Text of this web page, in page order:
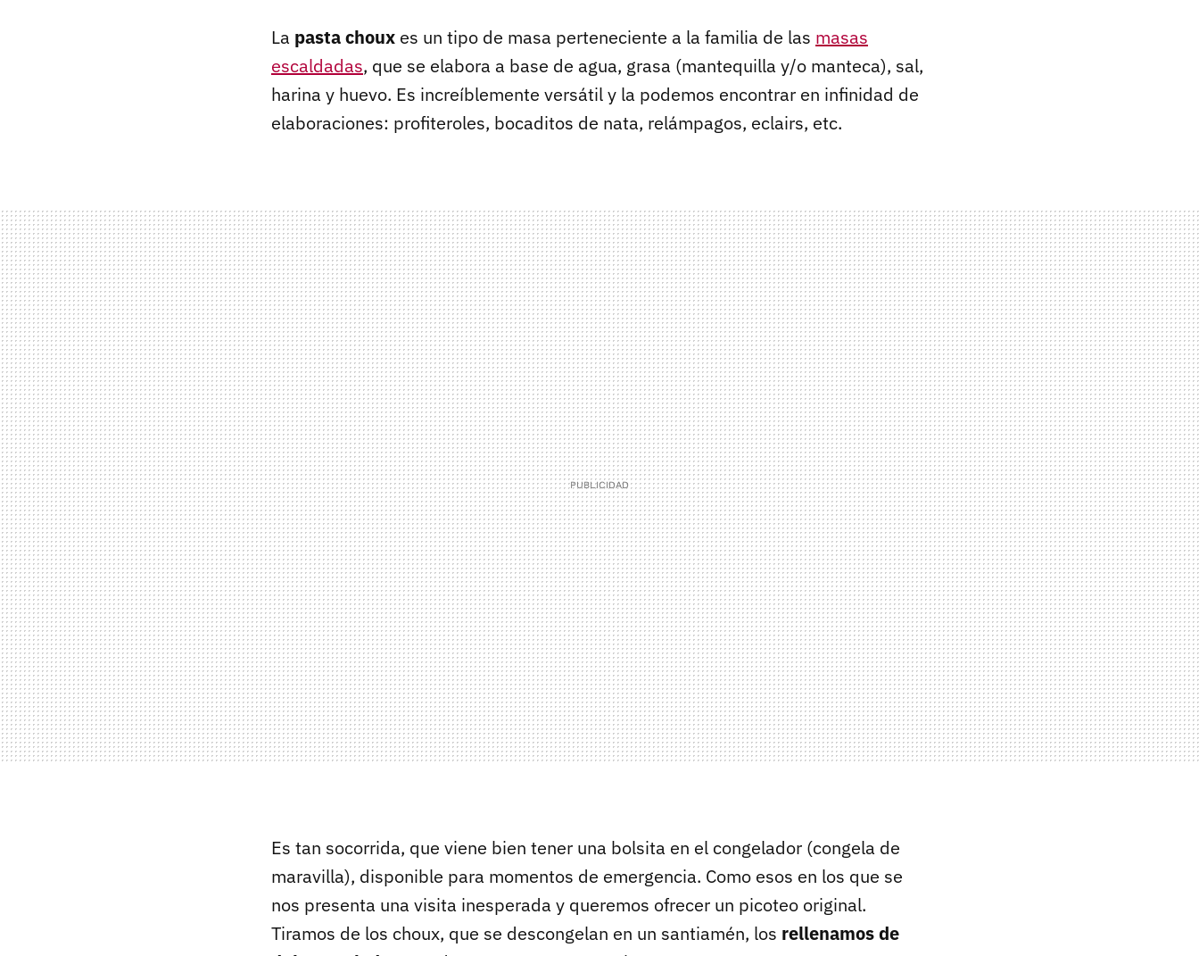
La pasta choux es un tipo de masa perteneciente a la familia de las masas
escaldadas, que se elabora a base de agua, grasa (mantequilla y/o manteca), sal,
harina y huevo. Es increíblemente versátil y la podemos encontrar en infinidad de
elaboraciones: profiteroles, bocaditos de nata, relámpagos, eclairs, etc.
Es tan socorrida, que viene bien tener una bolsita en el congelador (congela de
maravilla), disponible para momentos de emergencia. Como esos en los que se
nos presenta una visita inesperada y queremos ofrecer un picoteo original.
Tiramos de los choux, que se descongelan en un santiamén, los rellenamos de